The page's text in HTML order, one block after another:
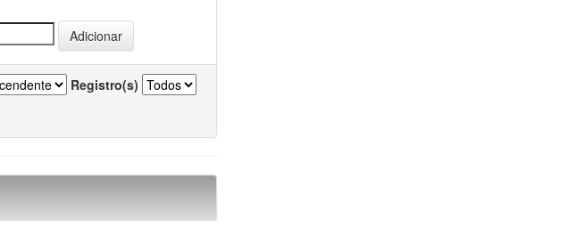
Registro(s)